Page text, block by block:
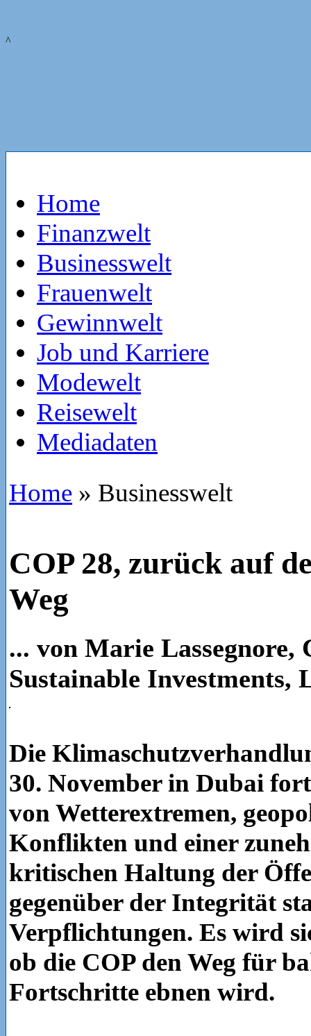
^
Home
Finanzwelt
Businesswelt
Frauenwelt
Gewinnwelt
Job und Karriere
Modewelt
Reisewelt
Mediadaten
Home » Businesswelt
COP 28, zurück auf
Weg
... von Marie Lassegnore,
Sustainable Investments,
Die
30. November in Dubai
von Wetterextremen,
Konflikten und einer
kritischen Haltung der
gegenüber der Integrität
Verpflichtungen. Es wird
ob die COP den Weg für
Fortschritte ebnen wird.